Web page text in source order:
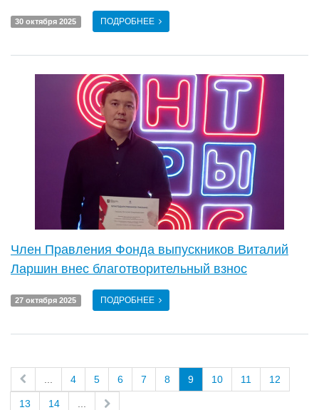
30 октября 2025 ПОДРОБНЕЕ
Член Правления Фонда выпускников Виталий
Ларшин внес благотворительный взнос
27 октября 2025 ПОДРОБНЕЕ
4 5 6 7 8 9 10 11 12
13 14